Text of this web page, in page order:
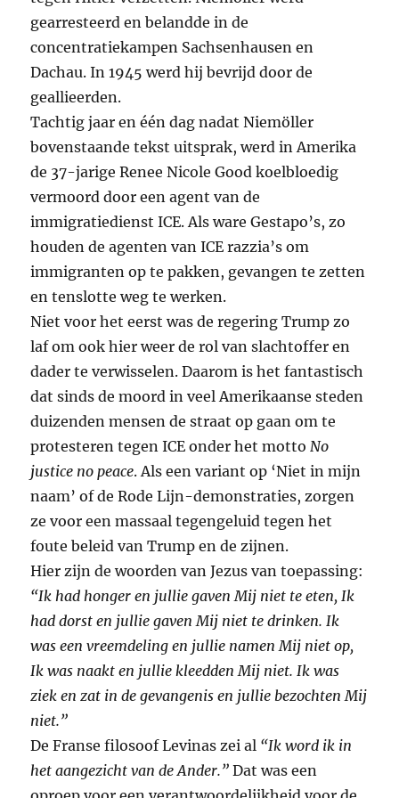
gearresteerd en belandde in de
concentratiekampen Sachsenhausen en
Dachau. In 1945 werd hij bevrijd door de
geallieerden.
Tachtig jaar en één dag nadat Niemöller
bovenstaande tekst uitsprak, werd in Amerika
de 37-jarige Renee Nicole Good koelbloedig
vermoord door een agent van de
immigratiedienst ICE. Als ware Gestapo’s, zo
houden de agenten van ICE razzia’s om
immigranten op te pakken, gevangen te zetten
en tenslotte weg te werken.
Niet voor het eerst was de regering Trump zo
laf om ook hier weer de rol van slachtoffer en
dader te verwisselen. Daarom is het fantastisch
dat sinds de moord in veel Amerikaanse steden
duizenden mensen de straat op gaan om te
protesteren tegen ICE onder het mottoNo
justice no peace. Als een variant op ‘Niet in mijn
naam’ of de Rode Lijn-demonstraties, zorgen
ze voor een massaal tegengeluid tegen het
foute beleid van Trump en de zijnen.
Hier zijn de woorden van Jezus van toepassing:
“Ik had honger en jullie gaven Mij niet te eten, Ik
had dorst en jullie gaven Mij niet te drinken. Ik
was een vreemdeling en jullie namen Mij niet op,
Ik was naakt en jullie kleedden Mij niet. Ik was
ziek en zat in de gevangenis en jullie bezochten Mij
niet.”
De Franse filosoof Levinas zei al “Ik word ik in
het aangezicht van de Ander.” Dat was een